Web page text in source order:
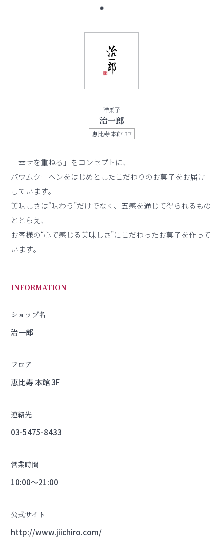
洋菓子
治一郎
恵比寿 本館 3F
「幸せを重ねる」をコンセプトに、
バウムクーヘンをはじめとしたこだわりのお菓子をお届け
しています。
美味しさは“味わう”だけでなく、五感を通じて得られるもの
ととらえ、
お客様の“心で感じる美味しさ”にこだわったお菓子を作って
います。
INFORMATION
ショップ名
治一郎
フロア
恵比寿 本館 3F
連絡先
03-5475-8433
営業時間
10:00～21:00
公式サイト
http://www.jiichiro.com/